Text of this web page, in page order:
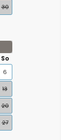
30
So
6
13
20
27